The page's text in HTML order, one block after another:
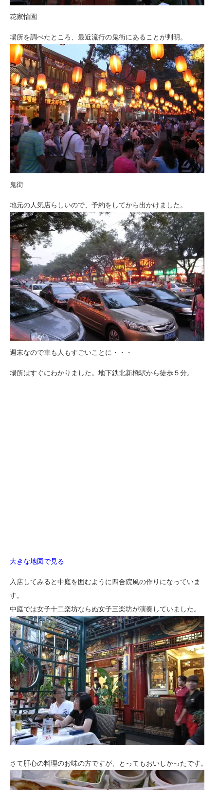
花家怡園
場所を調べたところ、最近流行の鬼街にあることが判明。
鬼街
地元の人気店らしいので、予約をしてから出かけました。
週末なので車も人もすごいことに・・・
場所はすぐにわかりました。地下鉄北新橋駅から徒歩５分。
大きな地図で見る
入店してみると中庭を囲むように四合院風の作りになっていま
す。
中庭では女子十二楽坊ならぬ女子三楽坊が演奏していました。
さて肝心の料理のお味の方ですが、とってもおいしかったです。